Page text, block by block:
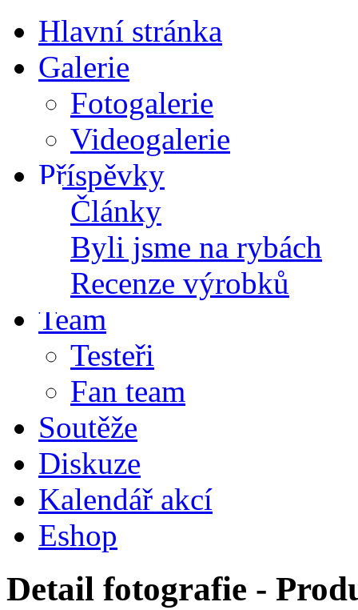
Hlavní stránka
Galerie
Fotogalerie
Videogalerie
Příspěvky
Články
Byli jsme na rybách
Recenze výrobků
Team
Testeři
Fan team
Soutěže
Diskuze
Kalendář akcí
Eshop
Detail fotografie -